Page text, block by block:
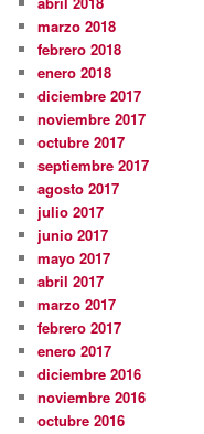
marzo 2018
febrero 2018
enero 2018
diciembre 2017
noviembre 2017
octubre 2017
septiembre 2017
agosto 2017
julio 2017
junio 2017
mayo 2017
abril 2017
marzo 2017
febrero 2017
enero 2017
diciembre 2016
noviembre 2016
octubre 2016